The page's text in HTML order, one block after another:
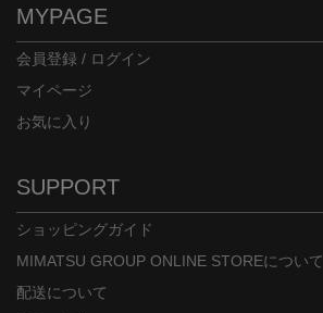
MYPAGE
会員登録 / ログイン
マイページ
お気に入り
SUPPORT
ショッピングガイド
MIMATSU GROUP ONLINE STOREについて
配送について